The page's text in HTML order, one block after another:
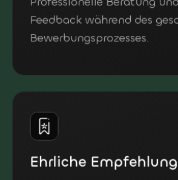
Professionelle Beratung und
Feedback während des
Bewerbungsprozesses.
Ehrliche